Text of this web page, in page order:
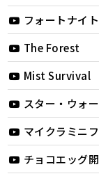
フォートナイ
The Forest
Mist Survival
スター・ウォ
マイクラミニ
チョコエッグ